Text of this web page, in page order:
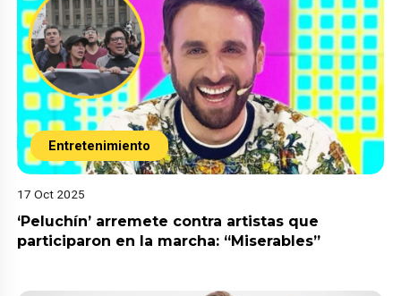
Entretenimiento
17 Oct 2025
‘Peluchín’ arremete contra artistas que
participaron en la marcha: “Miserables”